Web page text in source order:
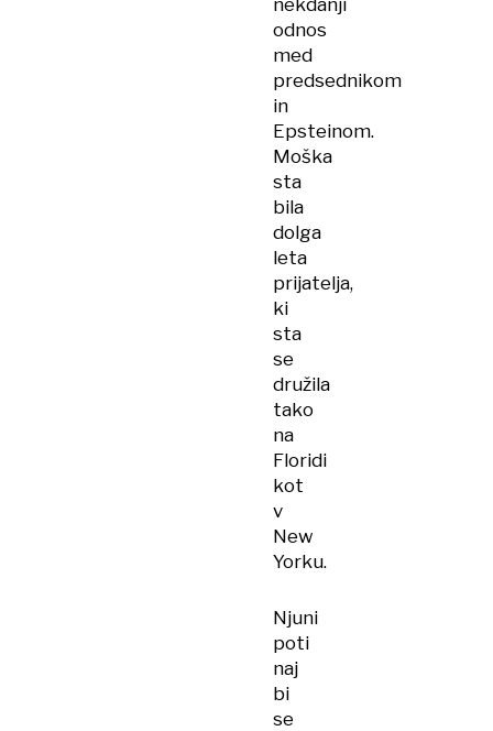
nekdanji
odnos
med
predsednikom
in
Epsteinom.
Moška
sta
bila
dolga
leta
prijatelja,
ki
sta
se
družila
tako
na
Floridi
kot
v
New
Yorku.
Njuni
poti
naj
bi
se